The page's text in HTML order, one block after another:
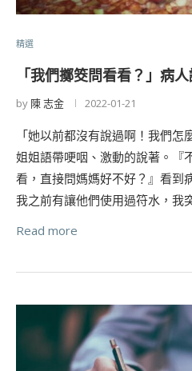
精選
「我們擲筊問看看？」病
by 陳 志金 2022-01-21
「她以前都沒有說過啊！我們怎
姐姐語帶哽咽、激動的說著。『
看，直接問媽媽好不好？』看到
我之前有讓他們使用過符水，我
Read more